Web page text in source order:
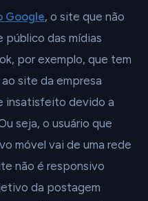
Google, o site que não
público das mídias
por exemplo, que tem
site da empresa
insatisfeito devido a
seja, o usuário que
móvel vai de uma rede
não é responsivo
da postagem